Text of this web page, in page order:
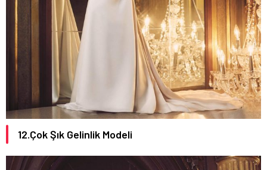
12.Çok Şık Gelinlik Modeli